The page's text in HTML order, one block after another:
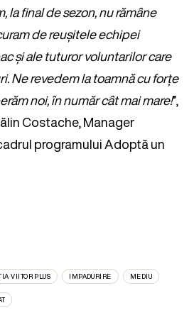
la final de sezon, nu rămâne
de reușitele echipei
și ale tuturor voluntarilor care
Ne revedem la toamnă cu forțe
noi, în număr cât mai mare!”,
Costache, Manager
programului Adoptă un
VIITOR PLUS IMPADURIRE MEDIU